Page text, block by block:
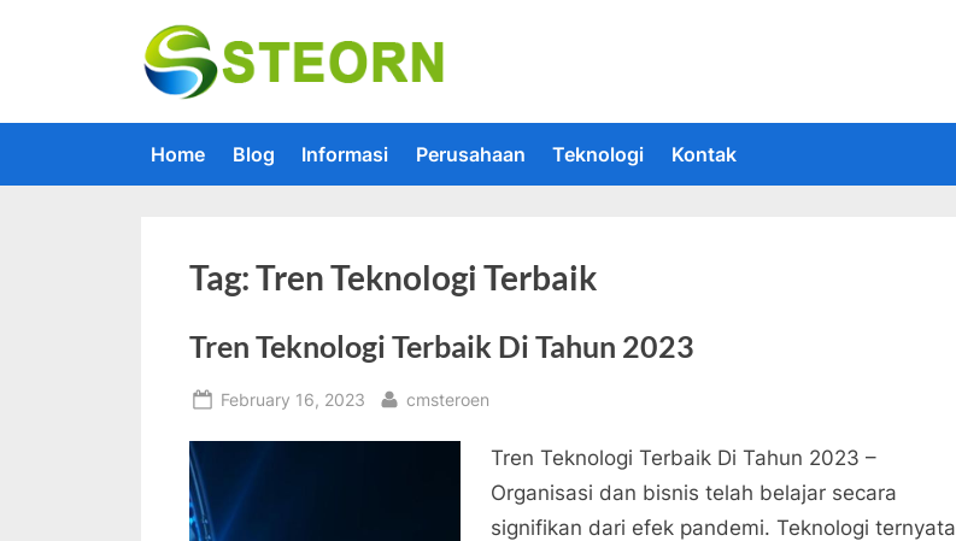
Home Blog Informasi Perusahaan Teknologi Kontak
Tag:Tren Teknologi Terbaik
Tren Teknologi Terbaik Di Tahun 2023
Posted
February 16, 2023 By
cmsteroen
Tren Teknologi Terbaik Di Tahun 2023 –
Organisasi dan bisnis telah belajar secara
signifikan dari efek pandemi. Teknologi ternyata